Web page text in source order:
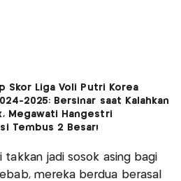
Skor Liga Voli Putri Korea
2025: Bersinar saat Kalahkan
Megawati Hangestri
Tembus 2 Besar!
takkan jadi sosok asing bagi
mereka berdua berasal